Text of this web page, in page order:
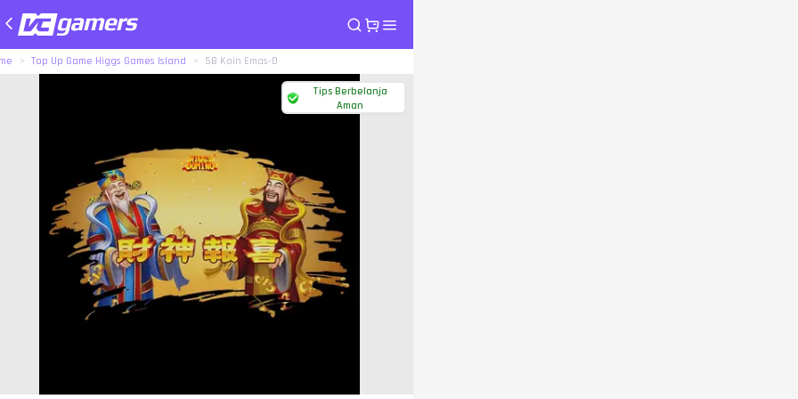
Top Up Game Higgs Games Island 5B Koin Emas-D
Tips Berbelanja
Aman